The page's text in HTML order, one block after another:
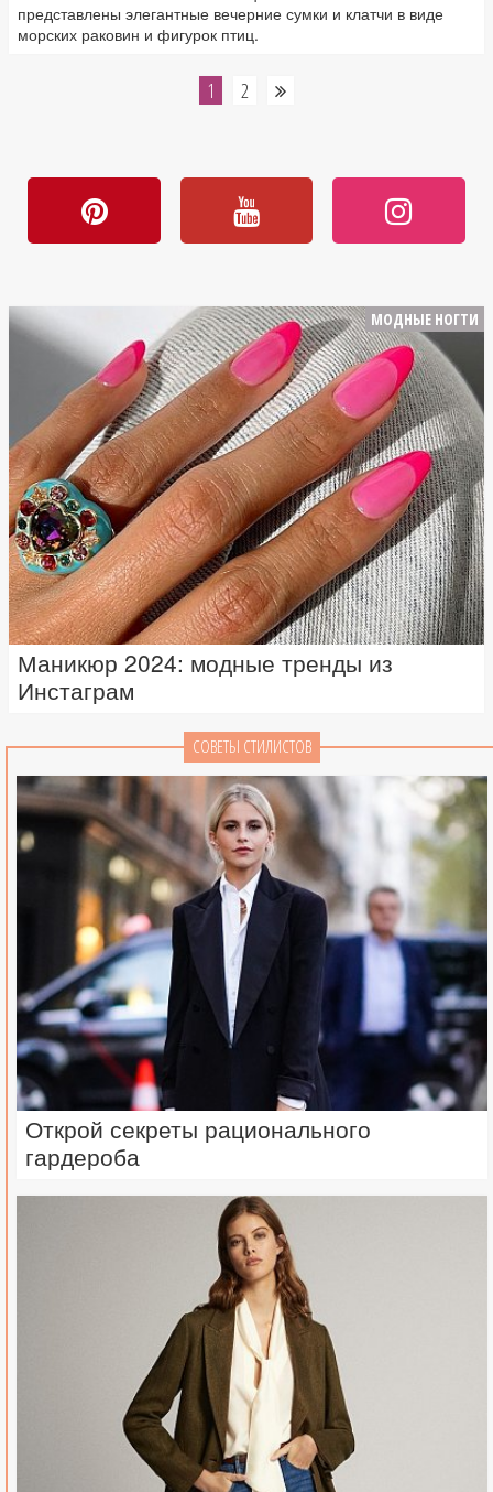
представлены элегантные вечерние сумки и клатчи в виде
морских раковин и фигурок птиц.
1 2
МОДНЫЕ НОГТИ
Маникюр 2024: модные тренды из
Инстаграм
СОВЕТЫ СТИЛИСТОВ
Открой секреты рационального
гардероба